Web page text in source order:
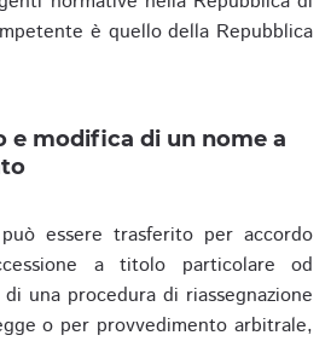
è quello della Repubblica
e modifica di un nome a
essere trasferito per accordo
a titolo particolare od
una procedura di riassegnazione
o per provvedimento arbitrale,